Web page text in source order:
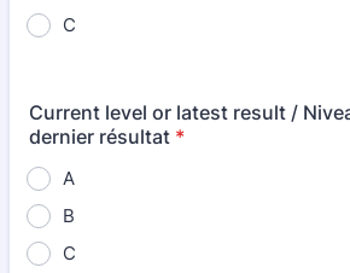
C
Current level or latest result /
dernier résultat *
A
B
C